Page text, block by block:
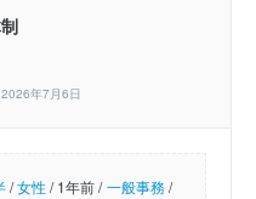
年7月6日
/女性/1年前 / 一般事務/